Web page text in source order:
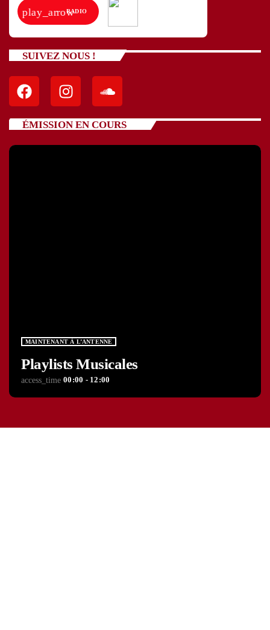
play_arrowRADIO
SUIVEZ NOUS !
ÉMISSION EN COURS
MAINTENANT À L’ANTENNE
Playlists Musicales
access_time 00:00 - 12:00